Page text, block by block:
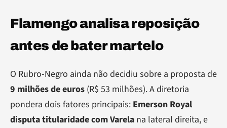
Flamengo analisa reposição
antes de bater martelo
O Rubro-Negro ainda não decidiu sobre a proposta de
9 milhões de euros (R$ 53 milhões). A diretoria
pondera dois fatores principais: Emerson Royal
disputa titularidade com Varela na lateral direita, e